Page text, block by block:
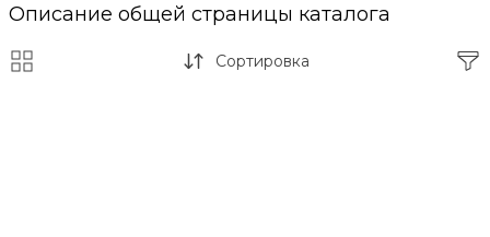
Описание общей страницы каталога
Сортировка